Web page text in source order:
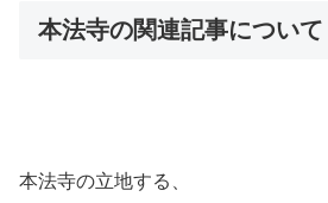
本法寺の関連記事について
本法寺の立地する、